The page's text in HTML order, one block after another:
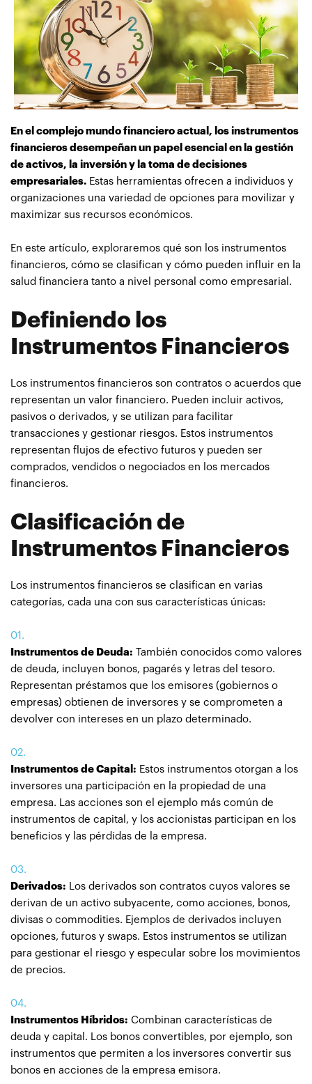
En el complejo mundo financiero actual, los instrumentos
financieros desempeñan un papel esencial en la gestión
de activos, la inversión y la toma de decisiones
empresariales. Estas herramientas ofrecen a individuos y
organizaciones una variedad de opciones para movilizar y
maximizar sus recursos económicos.
En este artículo, exploraremos qué son los instrumentos
financieros, cómo se clasifican y cómo pueden influir en la
salud financiera tanto a nivel personal como empresarial.
Definiendo los
Instrumentos Financieros
Los instrumentos financieros son contratos o acuerdos que
representan un valor financiero. Pueden incluir activos,
pasivos o derivados, y se utilizan para facilitar
transacciones y gestionar riesgos. Estos instrumentos
representan flujos de efectivo futuros y pueden ser
comprados, vendidos o negociados en los mercados
financieros.
Clasificación de
Instrumentos Financieros
Los instrumentos financieros se clasifican en varias
categorías, cada una con sus características únicas:
Instrumentos de Deuda: También conocidos como valores
de deuda, incluyen bonos, pagarés y letras del tesoro.
Representan préstamos que los emisores (gobiernos o
empresas) obtienen de inversores y se comprometen a
devolver con intereses en un plazo determinado.
Instrumentos de Capital: Estos instrumentos otorgan a los
inversores una participación en la propiedad de una
empresa. Las acciones son el ejemplo más común de
instrumentos de capital, y los accionistas participan en los
beneficios y las pérdidas de la empresa.
Derivados: Los derivados son contratos cuyos valores se
derivan de un activo subyacente, como acciones, bonos,
divisas o commodities. Ejemplos de derivados incluyen
opciones, futuros y swaps. Estos instrumentos se utilizan
para gestionar el riesgo y especular sobre los movimientos
de precios.
Instrumentos Híbridos: Combinan características de
deuda y capital. Los bonos convertibles, por ejemplo, son
instrumentos que permiten a los inversores convertir sus
bonos en acciones de la empresa emisora.